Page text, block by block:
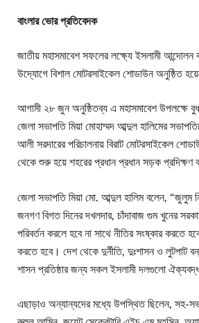
বাংলার ভোর প্রতিবেদক
জাতীয় মহাসমাবেশ সফলের লক্ষ্যে ইসলামী আন্দোলন
উদ্যোগে বিশাল মোটরসাইকেল শোডাউন অনুষ্ঠিত
আগামী ২৮ জুন অনুষ্ঠিতব্য এ মহাসমাবেশ উপলক্ষে
জেলা সভাপতি মিয়া মোহাম্মদ আব্দুল হালিমের
আলী সরদারের পরিচালনায় বিরাট মোটরসাইকেল
থেকে শুরু হয়ে শহরের প্রধান প্রধান সড়ক প্রদিক্ষণ
জেলা সভাপতি মিয়া মো. আব্দুল হালিম বলেন, “জুলুম
জনগণ বিগত দিনের দখলদার, চাঁদাবাজ গুম খুনের
পরিবর্তন করলে হবে না সাথে নীতির সংষ্কার করতে
করতে হবে। দেশ থেকে দুর্নীতি, দুঃশাসন ও লুটপাট
শাসন প্রতিষ্ঠার জন্য সকল ইসলামী দলগুলো
এছাড়াও অন্যান্যদের মধ্যে উপস্থিত ছিলেন, সহ-